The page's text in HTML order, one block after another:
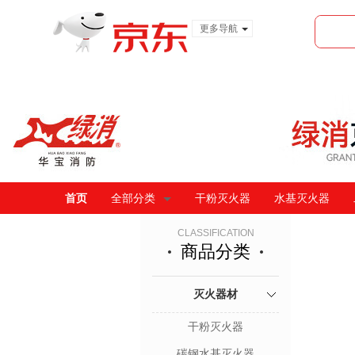
更多导航
首页 全部分类 干粉灭火器 水基灭火器
CLASSIFICATION
商品分类
灭火器材
干粉灭火器